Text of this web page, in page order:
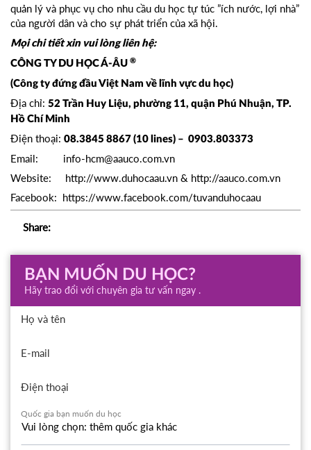
quản lý và phục vụ cho nhu cầu du học tự túc ”ích nước, lợi nhà”
của người dân và cho sự phát triển của xã hội.
Mọi chi tiết xin vui lòng liên hệ:
CÔNG TY DU HỌC Á-ÂU ®
(Công ty đứng đầu Việt Nam về lĩnh vực du học)
Địa chỉ: 52 Trần Huy Liệu, phường 11, quận Phú Nhuận, TP.
Hồ Chí Minh
Điện thoại: 08.3845 8867 (10 lines) – 0903.803373
Email: info-hcm@aauco.com.vn
Website: http://www.duhocaau.vn & http://aauco.com.vn
Facebook: https://www.facebook.com/tuvanduhocaau
Share:
BẠN MUỐN DU HỌC?
Hãy trao đổi với chuyên gia tư vấn ngay .
Họ và tên
E-mail
Điện thoại
Quốc gia bạn muốn du học